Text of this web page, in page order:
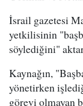
İsrail gazetesi
yetkilisinin
söylediğini"
Kaynağın,
yönetirken
görevi olmayan